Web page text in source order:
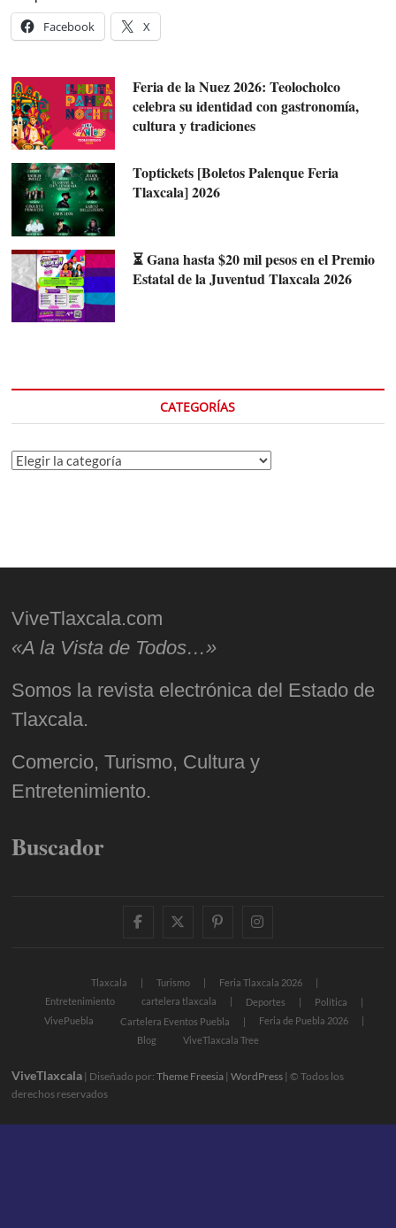
Facebook X
Feria de la Nuez 2026: Teolocholco
celebra su identidad con gastronomía,
cultura y tradiciones
Toptickets [Boletos Palenque Feria
Tlaxcala] 2026
⏳ Gana hasta $20 mil pesos en el Premio
Estatal de la Juventud Tlaxcala 2026
CATEGORÍAS
Categorías
ViveTlaxcala.com
«A la Vista de Todos…»
Somos la revista electrónica del Estado de
Tlaxcala.
Comercio, Turismo, Cultura y
Entretenimiento.
Buscador
facebooktwitter
pinterestinstagram
Tlaxcala Turismo
Feria Tlaxcala 2026
Entretenimiento
cartelera tlaxcala Deportes
Política
VivePuebla
Cartelera Eventos Puebla
Feria de Puebla 2026
Blog
ViveTlaxcala Tree
ViveTlaxcala | Diseñado por:Theme Freesia |WordPress | © Todos los
derechos reservados